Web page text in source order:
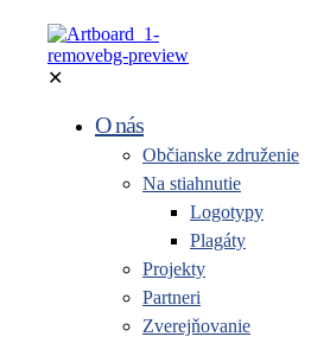
✕
O nás
Občianske združenie
Na stiahnutie
Logotypy
Plagáty
Projekty
Partneri
Zverejňovanie